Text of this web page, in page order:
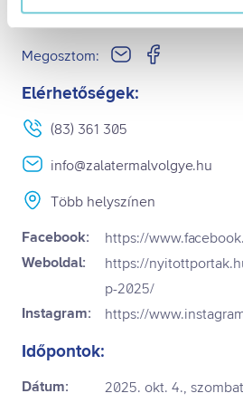
Kizárólag az elengedhetetlen
Kiválasztottak engedélyezése
Összes süti visszautasítása
Ön a hozzájárulását bármikor
visszavonása nem érinti a
visszavonás előtti adatkezelés
Megosztom:
Elérhetőségek:
(83) 361 305
info@zalatermalvolgye.hu
Több helyszínen
Facebook: https://
Weboldal:
https://
p-2025/
Instagram: https://
Időpontok:
Dátum: 2025. okt. 4., szombat